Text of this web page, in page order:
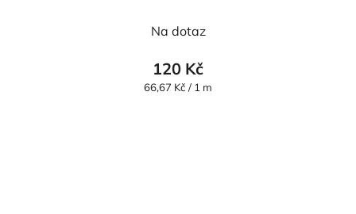
Na dotaz
120 Kč
Měrná
66,67 Kč / 1 m